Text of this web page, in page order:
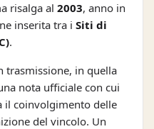
risalga al 2003, anno in
inserita tra i Siti di
.
trasmissione, in quella
nota ufficiale con cui
il coinvolgimento delle
del vincolo. Un